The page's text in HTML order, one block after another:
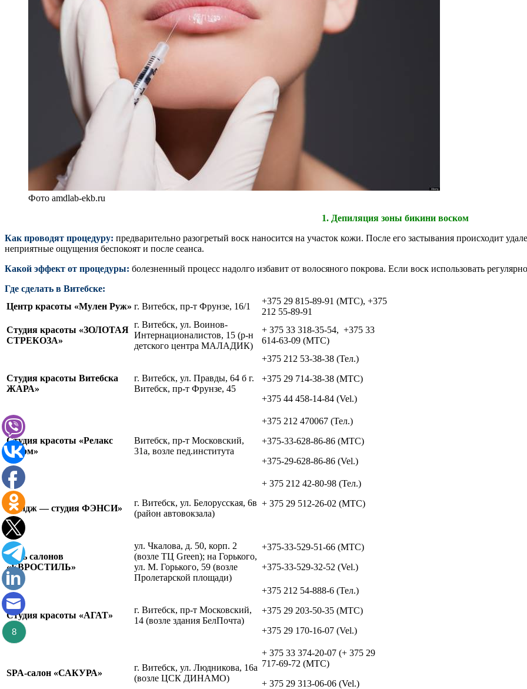
Фото amdlab-ekb.ru
1. Депиляция зоны бикини воском
Как проводят процедуру: предварительно разогретый воск наносится на участок кожи. После его застывания происходит
неприятные ощущения беспокоят и после сеанса.
Какой эффект от процедуры: болезненный процесс надолго избавит от волосяного покрова. Если воск использовать
Где сделать в Витебске:
Центр красоты «Мулен Руж» г. Витебск, пр-т Фрунзе, 16/1
+375 29 815-89-91 (МТС), +375
212 55-89-91
Студия красоты «ЗОЛОТАЯ
СТРЕКОЗА»
г. Витебск, ул. Воинов-
Интернационалистов, 15 (р-н
детского центра МАЛАДИК)
+ 375 33 318-35-54, +375 33
614-63-09 (МТС)
Студия красоты Витебска
ЖАРА»
г. Витебск, ул. Правды, 64 б г.
Витебск, пр-т Фрунзе, 45
+375 212 53-38-38 (Тел.)
+375 29 714-38-38 (МТС)
+375 44 458-14-84 (Vel.)
Студия красоты «Релакс
Шарм»
Витебск, пр-т Московский,
31а, возле пед.института
+375 212 470067 (Тел.)
+375-33-628-86-86 (МТС)
+375-29-628-86-86 (Vel.)
Имидж — студия ФЭНСИ»
г. Витебск, ул. Белорусская, 6в
(район автовокзала)
+ 375 212 42-80-98 (Тел.)
+ 375 29 512-26-02 (МТС)
Сеть салонов
«ЕВРОСТИЛЬ»
ул. Чкалова, д. 50, корп. 2
(возле ТЦ Green); на Горького,
ул. М. Горького, 59 (возле
Пролетарской площади)
+375-33-529-51-66 (МТС)
+375-33-529-32-52 (Vel.)
Студия красоты «АГАТ»
г. Витебск, пр-т Московский,
14 (возле здания БелПочта)
+375 212 54-888-6 (Тел.)
+375 29 203-50-35 (МТС)
+375 29 170-16-07 (Vel.)
SPA-салон «САКУРА»
г. Витебск, ул. Людникова, 16а
(возле ЦСК ДИНАМО)
+ 375 33 374-20-07 (+ 375 29
717-69-72 (МТС)
+ 375 29 313-06-06 (Vel.)
8